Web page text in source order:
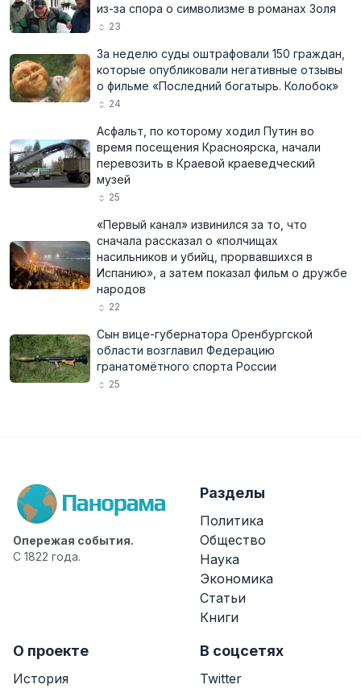
из-за спора о символизме в романах Золя
23
За неделю суды оштрафовали 150 граждан,
которые опубликовали негативные отзывы
о фильме «Последний богатырь. Колобок»
24
Асфальт, по которому ходил Путин во
время посещения Красноярска, начали
перевозить в Краевой краеведческий
музей
25
«Первый канал» извинился за то, что
сначала рассказал о «полчищах
насильников и убийц, прорвавшихся в
Испанию», а затем показал фильм о дружбе
народов
22
Сын вице-губернатора Оренбургской
области возглавил Федерацию
гранатомётного спорта России
25
Опережая события.
С 1822 года.
Разделы
Политика
Общество
Наука
Экономика
Статьи
Книги
О проекте
История
В соцсетях
Twitter